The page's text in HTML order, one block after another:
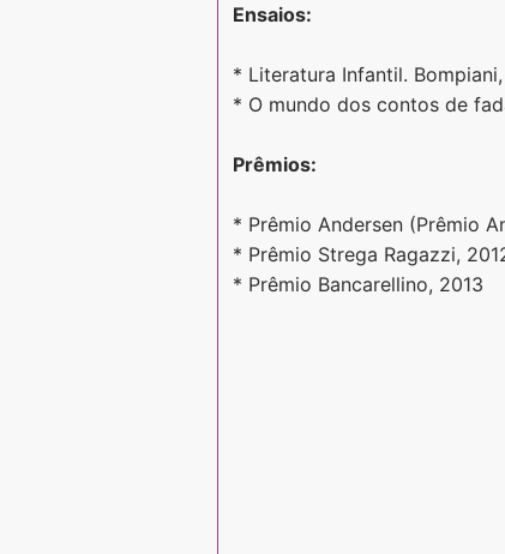
Ensaios:
* Literatura Infantil. Bompiani,
* O mundo dos contos de
Prêmios:
* Prêmio Andersen (Prêmio
* Prêmio Strega Ragazzi,
* Prêmio Bancarellino, 2013